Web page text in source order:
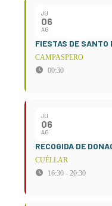
JU
06
AG
FIESTAS DE SANTO
CAMPASPERO
00:30
JU
06
AG
RECOGIDA DE
CUÉLLAR
16:30 - 20:30